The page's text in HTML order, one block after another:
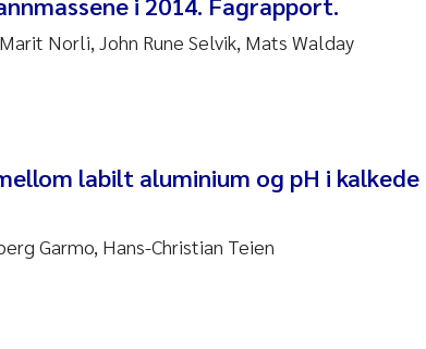
Delacroix
Norli, John Rune Selvik, Mats Walday
labilt aluminium og pH i kalkede
Garmo, Hans-Christian Teien